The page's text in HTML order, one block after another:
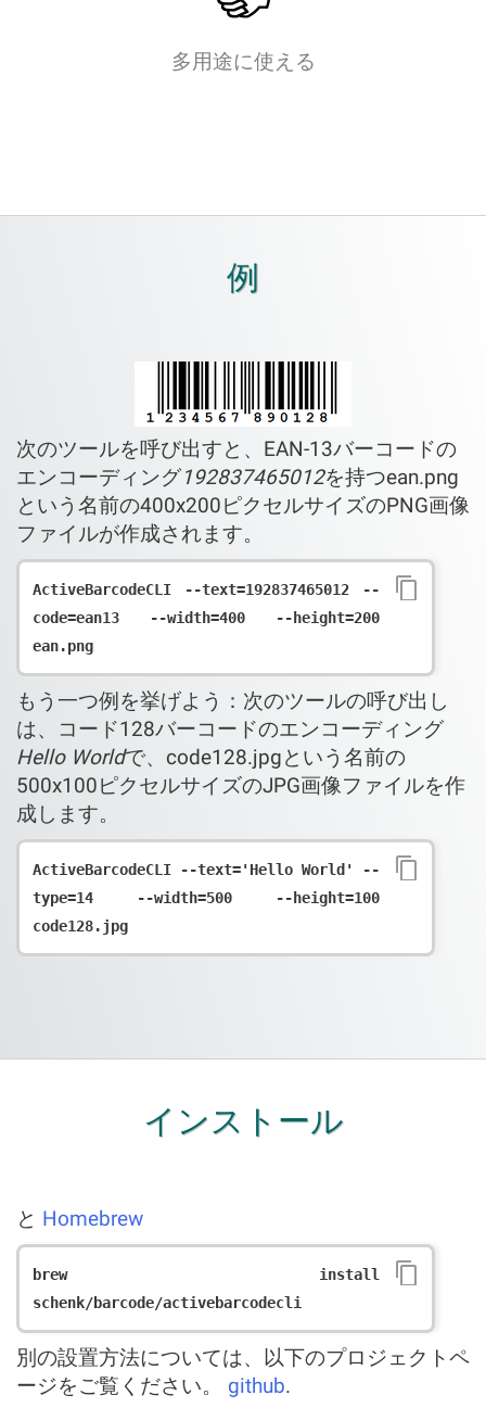
多用途に使える
例
次のツールを呼び出すと、EAN-13バーコードの
エンコーディング192837465012を持つean.png
という名前の400x200ピクセルサイズのPNG画像
ファイルが作成されます。
ActiveBarcodeCLI --text=192837465012 --
code=ean13 --width=400 --height=200
もう一つ例を挙げよう：次のツールの呼び出し
は、コード128バーコードのエンコーディング
Hello Worldで、code128.jpgという名前の
500x100ピクセルサイズのJPG画像ファイルを作
成します。
ActiveBarcodeCLI --text='Hello World' --
type=14 --width=500 --height=100
インストール
と Homebrew
brew install
schenk/barcode/activebarcodecli
別の設置方法については、以下のプロジェクトペ
ージをご覧ください。 github.